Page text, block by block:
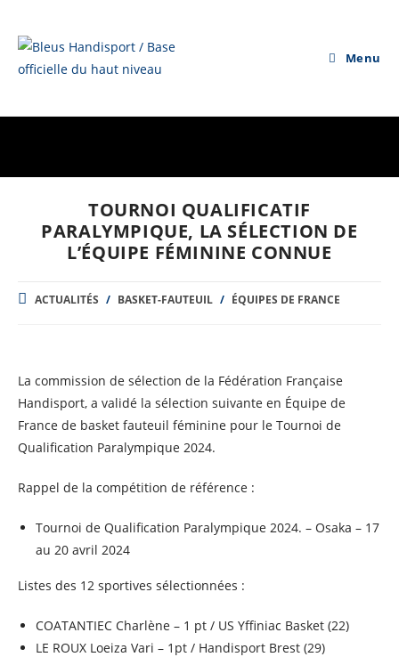
content
Menu
TOURNOI QUALIFICATIF
PARALYMPIQUE, LA SÉLECTION DE
L’ÉQUIPE FÉMININE CONNUE
POST
CATEGORY:
ACTUALITÉS / BASKET-FAUTEUIL / ÉQUIPES DE FRANCE
La commission de sélection de la Fédération Française
Handisport, a validé la sélection suivante en Équipe de
France de basket fauteuil féminine pour le Tournoi de
Qualification Paralympique 2024.
Rappel de la compétition de référence :
Tournoi de Qualification Paralympique 2024. – Osaka – 17
au 20 avril 2024
Listes des 12 sportives sélectionnées :
COATANTIEC Charlène – 1 pt / US Yffiniac Basket (22)
LE ROUX Loeiza Vari – 1pt / Handisport Brest (29)